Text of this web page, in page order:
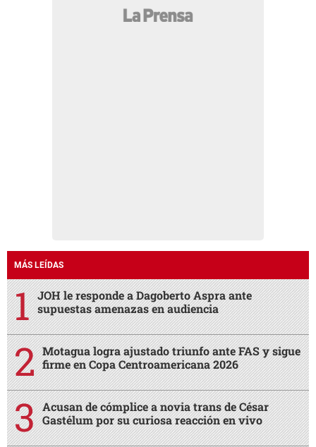
MÁS LEÍDAS
JOH le responde a Dagoberto Aspra ante
supuestas amenazas en audiencia
Motagua logra ajustado triunfo ante FAS y sigue
firme en Copa Centroamericana 2026
Acusan de cómplice a novia trans de César
Gastélum por su curiosa reacción en vivo